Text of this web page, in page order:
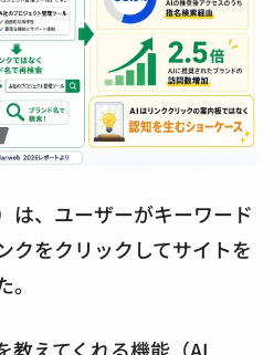
は、ユーザーがキーワード
クをクリックしてサイトを